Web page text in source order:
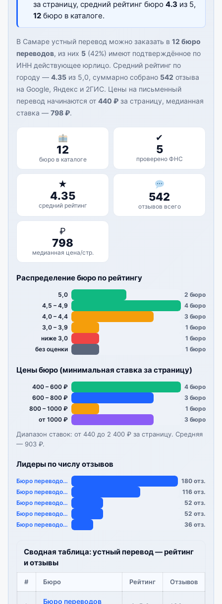
за страницу, средний рейтинг бюро4.3 из 5,
12 бюро в каталоге.
В Самаре устный перевод можно заказать в 12 бюро
переводов, из них 5 (42%) имеют подтверждённое по
ИНН действующее юрлицо. Средний рейтинг по
городу — 4.35 из 5,0, суммарно собрано 542 отзыва
на Google, Яндекс и 2ГИС. Цены на письменный
перевод начинаются от 440 ₽ за страницу, медианная
ставка — 798 ₽.
12
бюро в каталоге
✔
5
проверено ФНС
★
4.35
средний рейтинг
542
отзывов всего
₽
798
медианная цена/стр.
Распределение бюро по рейтингу
5,0
2 бюро
4,5 – 4,9
4 бюро
4,0 – 4,4
3 бюро
3,0 – 3,9
1 бюро
ниже 3,0
1 бюро
без оценки
1 бюро
Цены бюро (минимальная ставка за страницу)
400 – 600 ₽
4 бюро
600 – 800 ₽
3 бюро
800 – 1000 ₽
1 бюро
от 1000 ₽
3 бюро
Диапазон ставок: от 440 до 2 400 ₽ за страницу. Средняя
— 903 ₽.
Лидеры по числу отзывов
Бюро переводов «…
180 отз.
Бюро переводов «…
116 отз.
Бюро переводов «…
52 отз.
Бюро переводов «…
52 отз.
Бюро переводов «…
36 отз.
Сводная таблица: устный перевод — рейтинг
и отзывы
# Бюро Рейтинг Отзывов
Бюро переводов